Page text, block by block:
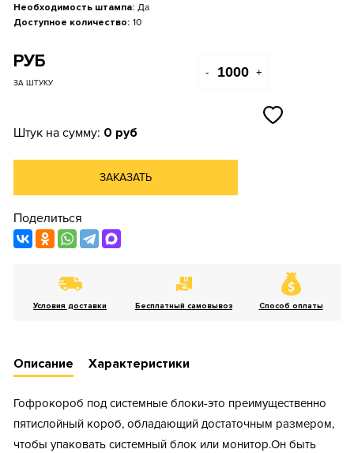
Необходимость штампа: Да
Доступное количество: 10
РУБ
ЗА ШТУКУ
Штук на сумму: 0 руб
ЗАКАЗАТЬ
- +
Поделиться
Условия доставки Бесплатный самовывоз Способ оплаты
Описание Характеристики
Гофрокороб под системные блоки-это преимущественно
пятислойный короб, обладающий достаточным размером,
чтобы упаковать системный блок или монитор.Он быть